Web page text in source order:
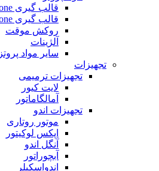
قالب گیری A Silicone (افزایشی)
قالب گیری C silicone (تراکمی)
روکش موقت
آلژینات
سایر مواد پروتز
تجهیزات
تجهیزات ترمیمی
لایت کیور
آمالگاماتور
تجهیزات اندو
موتور روتاری
اپکس لوکیتور
آنگل اندو
آبچوراتور
اندواسکیلر